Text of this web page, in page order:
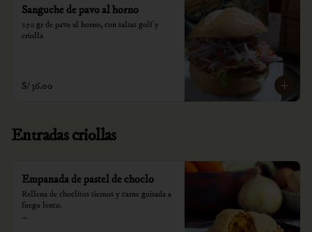
Sanguche de pavo al horno
250 gr de pavo al horno, con salsas golf y
criolla
S/ 36.00
Entradas criollas
Empanada de pastel de choclo
Rellena de choclitos tiernos y carne guisada a
fuego lento.